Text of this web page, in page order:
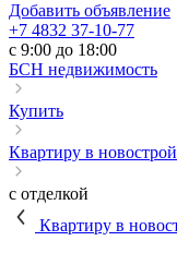
Добавить объявление
+7 4832 37-10-77
c 9:00 до 18:00
БСН недвижимость
Купить
Квартиру в
с отделкой
Квартиру в